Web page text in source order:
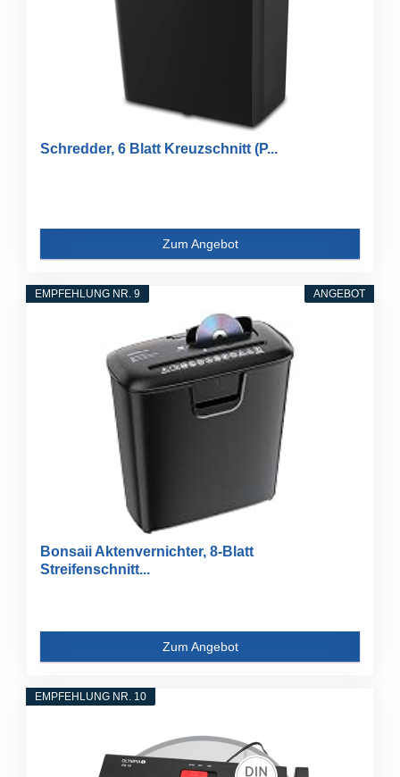
Schredder, 6 Blatt Kreuzschnitt (P...
Zum Angebot
ANGEBOT
EMPFEHLUNG NR. 9
Bonsaii Aktenvernichter, 8-Blatt
Streifenschnitt...
Zum Angebot
EMPFEHLUNG NR. 10